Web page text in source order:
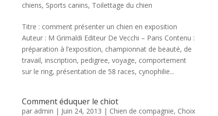
chiens, Sports canins, Toilettage du chien
Titre : comment présenter un chien en exposition
Auteur : M Grimaldi Editeur De Vecchi – Paris Contenu :
préparation à l’exposition, championnat de beauté, de
travail, inscription, pedigree, voyage, comportement
sur le ring, présentation de 58 races, cynophilie...
Comment éduquer le chiot
par admin | Juin 24, 2013 | Chien de compagnie, Choix